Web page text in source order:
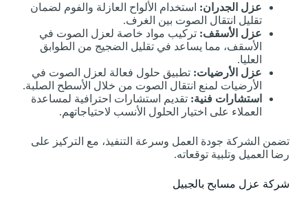
عزل الجدران: استخدام الألواح العازلة والفوم لضمان
تقليل انتقال الصوت بين الغرف.
عزل الأسقف: تركيب مواد خاصة لعزل الصوت في
الأسقف، مما يساعد في تقليل الضجيج من الطوابق
العليا.
عزل الأرضيات: تطبيق حلول فعالة لعزل الصوت في
الأرضيات لمنع انتقال الصوت من خلال الأسطح الصلبة.
استشارات فنية: تقديم استشارات احترافية لمساعدة
العملاء على اختيار الحلول الأنسب لاحتياجاتهم.
تضمن الشركة جودة العمل وسرعة التنفيذ، مع التركيز على
رضا العميل وتلبية توقعاته.
شركة عزل مسابح بالجبيل